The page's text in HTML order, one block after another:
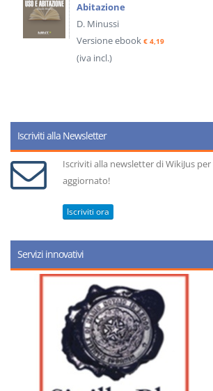
Abitazione
D. Minussi
Versione ebook € 4,19
(iva incl.)
Iscriviti alla Newsletter
Iscriviti alla newsletter di WikiJus
aggiornato!
Iscriviti ora
Servizi innovativi